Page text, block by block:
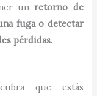
unretorno de
fuga o detectar
pérdidas.
que estás